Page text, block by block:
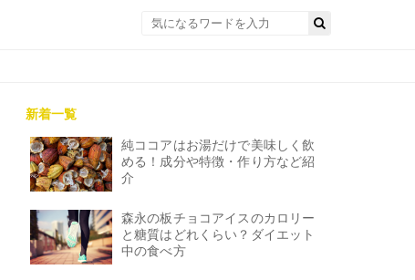
新着一覧
純ココアはお湯だけで美味しく飲
める！成分や特徴・作り方など紹
介
森永の板チョコアイスのカロリー
と糖質はどれくらい？ダイエット
中の食べ方